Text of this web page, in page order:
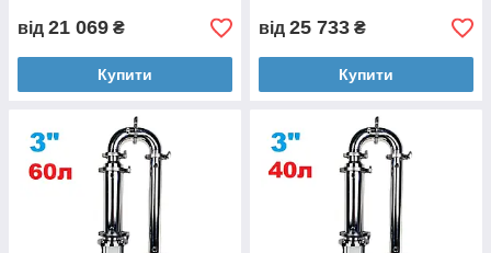
від 21 069 ₴
Купити
від 25 733 ₴
Купити